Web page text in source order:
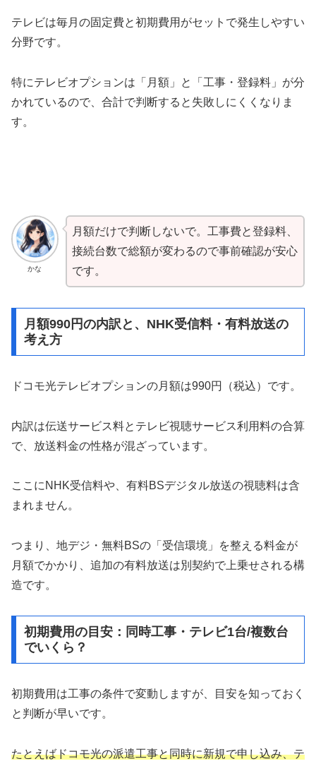
テレビは毎月の固定費と初期費用がセットで発生しやすい
分野です。
特にテレビオプションは「月額」と「工事・登録料」が分
かれているので、合計で判断すると失敗しにくくなりま
す。
かな
月額だけで判断しないで。工事費と登録料、
接続台数で総額が変わるので事前確認が安心
です。
月額990円の内訳と、NHK受信料・有料放送の
考え方
ドコモ光テレビオプションの月額は990円（税込）です。
内訳は伝送サービス料とテレビ視聴サービス利用料の合算
で、放送料金の性格が混ざっています。
ここにNHK受信料や、有料BSデジタル放送の視聴料は含
まれません。
つまり、地デジ・無料BSの「受信環境」を整える料金が
月額でかかり、追加の有料放送は別契約で上乗せされる構
造です。
初期費用の目安：同時工事・テレビ1台/複数台
でいくら？
初期費用は工事の条件で変動しますが、目安を知っておく
と判断が早いです。
たとえばドコモ光の派遣工事と同時に新規で申し込み、テ